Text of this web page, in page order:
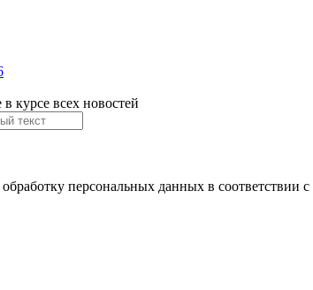
курсе всех новостей
персональных данных в соответствии с